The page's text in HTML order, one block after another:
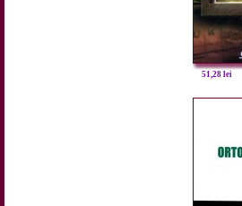
51,28 lei